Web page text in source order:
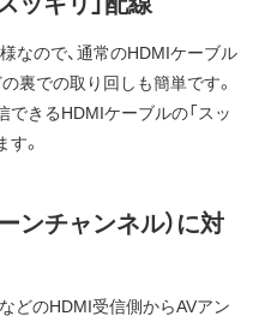
なので、通常のHDMIケーブル
裏での取り回しも簡単です。
きるHDMIケーブルの「スッ
。
ンチャンネル）に対
どのHDMI受信側からAVアン